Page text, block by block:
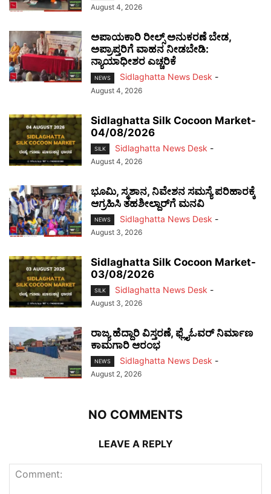
August 4, 2026
ಅಪಾಯಕಾರಿ ರೀಲ್ಸ್ ಅನುಕರಣೆ ಬೇಡ,
ಅಪ್ರಾಪ್ತರಿಗೆ ವಾಹನ ನೀಡಬೇಡಿ:
ನ್ಯಾಯಾಧೀಶರ ಎಚ್ಚರಿಕೆ
NEWS Sidlaghatta News Desk -
August 4, 2026
Sidlaghatta Silk Cocoon Market-
04/08/2026
SILK Sidlaghatta News Desk -
August 4, 2026
ಭೂಮಿ, ಸ್ಮಶಾನ, ನಿವೇಶನ ಸಮಸ್ಯೆ ಪರಿಹಾರಕ್ಕೆ
ಆಗ್ರಹಿಸಿ ತಹಶೀಲ್ದಾರ್‌ಗೆ ಮನವಿ
NEWS Sidlaghatta News Desk -
August 3, 2026
Sidlaghatta Silk Cocoon Market-
03/08/2026
SILK Sidlaghatta News Desk -
August 3, 2026
ರಾಜ್ಯ ಹೆದ್ದಾರಿ ವಿಸ್ತರಣೆ, ಫ್ಲೈಓವರ್ ನಿರ್ಮಾಣ
ಕಾಮಗಾರಿ ಆರಂಭ
NEWS Sidlaghatta News Desk -
August 2, 2026
NO COMMENTS
LEAVE A REPLY